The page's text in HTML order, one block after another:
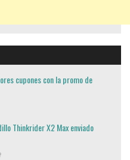
cupones con la promo de
Thinkrider X2 Max enviado